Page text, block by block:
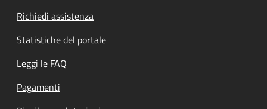
Richiedi assistenza
Statistiche del portale
Leggi le FAQ
Pagamenti